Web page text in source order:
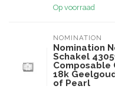
Op voorraad
NOMINATION
Nomination
Schakel
Composable
18k
of Pearl